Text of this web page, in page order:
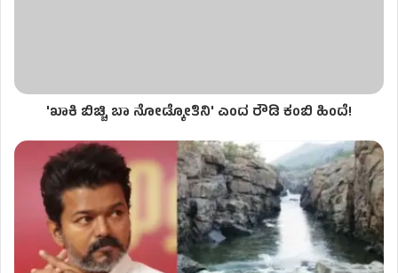
'ಖಾಕಿ ಬಿಚ್ಚಿ ಬಾ ನೋಡ್ಕೋತಿನಿ' ಎಂದ ರೌಡಿ ಕಂಬಿ ಹಿಂದೆ!